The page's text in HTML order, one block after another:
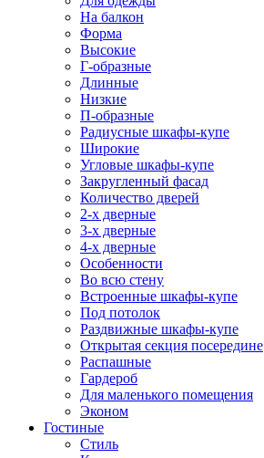
На балкон
Форма
Высокие
Г-образные
Длинные
Низкие
П-образные
Радиусные шкафы-купе
Широкие
Угловые шкафы-купе
Закругленный фасад
Количество дверей
2-х дверные
3-х дверные
4-х дверные
Особенности
Во всю стену
Встроенные шкафы-купе
Под потолок
Раздвижные шкафы-купе
Открытая секция посередине
Распашные
Гардероб
Для маленького помещения
Эконом
Гостиные
Стиль